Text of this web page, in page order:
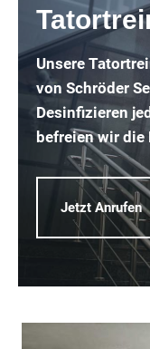
Unsere
von Schröder
Desinfizieren
befreien wir
Jetzt Anrufen